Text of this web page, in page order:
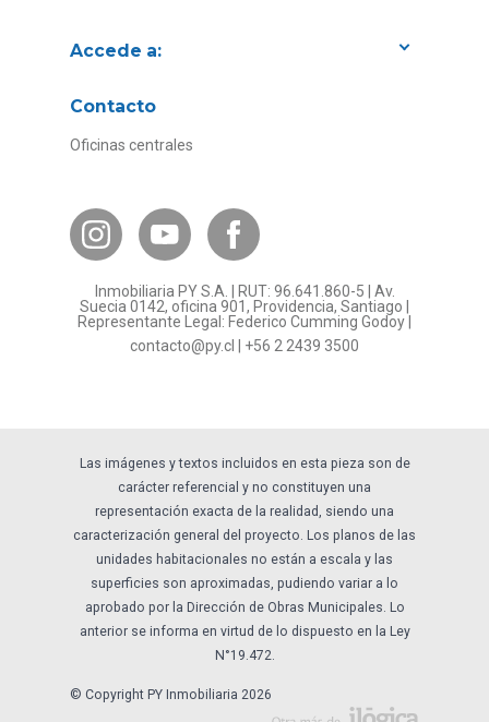
Accede a:
Bases Legales
¿Por qué invertir en PY?
Preguntas frecuentes
Formulario Referidos PY
Términos y Condiciones
Contacto
Oficinas centrales
Inmobiliaria PY S.A. | RUT: 96.641.860-5 | Av.
Suecia 0142, oficina 901, Providencia, Santiago |
Representante Legal: Federico Cumming Godoy |
contacto@py.cl
+56 2 2439 3500
Las imágenes y textos incluidos en esta pieza son de
carácter referencial y no constituyen una
representación exacta de la realidad, siendo una
caracterización general del proyecto. Los planos de las
unidades habitacionales no están a escala y las
superficies son aproximadas, pudiendo variar a lo
aprobado por la Dirección de Obras Municipales. Lo
anterior se informa en virtud de lo dispuesto en la Ley
N°19.472.
© Copyright PY Inmobiliaria 2026